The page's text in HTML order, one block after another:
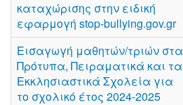
καταχώρισης στην ειδική
εφαρμογή stop-bullying.gov.gr
Εισαγωγή μαθητών/τριών στα
Πρότυπα, Πειραματικά και τα
Εκκλησιαστικά Σχολεία για
το σχολικό έτος 2024-2025